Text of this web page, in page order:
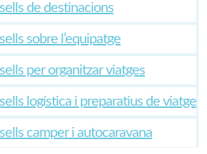
de destinacions
sobre l’equipatge
per organitzar viatges
logística i preparatius de viatge
camper i autocaravana